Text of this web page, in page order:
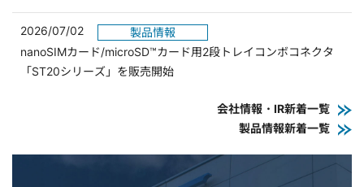
2026/07/02
製品情報
nanoSIMカード/microSD™カード用2段トレイコンボコネクタ
「ST20シリーズ」を販売開始
会社情報・IR新着一覧
製品情報新着一覧